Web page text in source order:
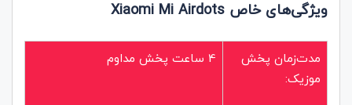
ویژگی‌های خاص Xiaomi Mi Airdots
مدت‌زمان پخش
موزیک:
4 ساعت پخش مداوم